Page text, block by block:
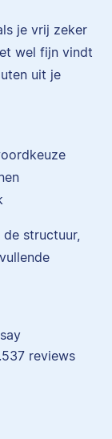
je vrij zeker
wel fijn vindt
uit je
structuur,
reviews